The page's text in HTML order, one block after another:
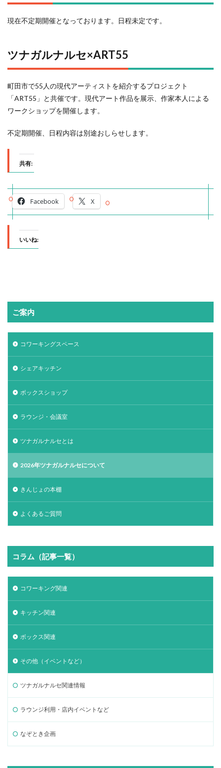
現在不定期開催となっております。日程未定です。
ツナガルナルセ×ART55
町田市で55人の現代アーティストを紹介するプロジェクト
「ART55」と共催です。現代アート作品を展示、作家本人による
ワークショップを開催します。
不定期開催、日程内容は別途おしらせします。
共有:
Facebook X
いいね:
ご案内
コワーキングスペース
シェアキッチン
ボックスショップ
ラウンジ・会議室
ツナガルナルセとは
2026年ツナガルナルセについて
きんじょの本棚
よくあるご質問
コラム（記事一覧）
コワーキング関連
キッチン関連
ボックス関連
その他（イベントなど）
ツナガルナルセ関連情報
ラウンジ利用・店内イベントなど
なぞとき企画